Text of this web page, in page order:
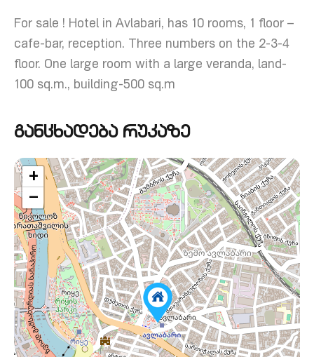
For sale ! Hotel in Avlabari, has 10 rooms, 1 floor –
cafe-bar, reception. Three numbers on the 2-3-4
floor. One large room with a large veranda, land-
100 sq.m., building-500 sq.m
განცხადება რუკაზე
+
−